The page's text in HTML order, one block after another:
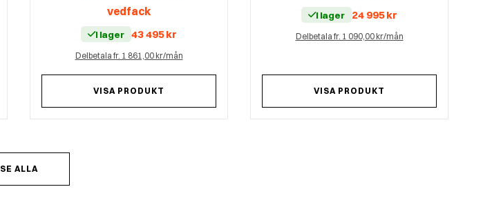
vedfack
I lager 43 495kr
Delbetala fr. 1 861,00 kr/mån
VISA PRODUKT
I lager 24 995kr
Delbetala fr. 1 090,00 kr/mån
VISA PRODUKT
SE ALLA